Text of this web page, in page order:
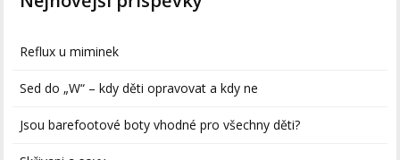
Reflux u miminek
Sed do „W“ – kdy děti opravovat a kdy ne
Jsou barefootové boty vhodné pro všechny děti?